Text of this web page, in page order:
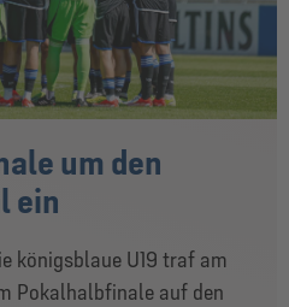
um den
ein
königsblaue U19 traf am
Pokalhalbfinale auf den